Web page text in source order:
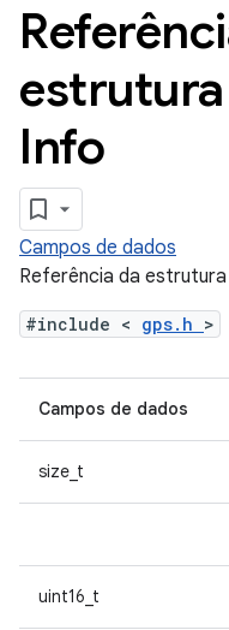
Info
Campos de dados
Referência da
#include < gps.h >
Campos de dados
size_t
uint16_t